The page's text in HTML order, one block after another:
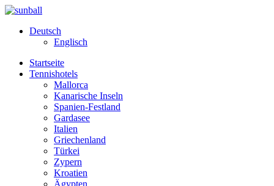
Deutsch
Englisch
Startseite
Tennishotels
Mallorca
Kanarische Inseln
Spanien-Festland
Gardasee
Italien
Griechenland
Türkei
Zypern
Kroatien
Ägypten